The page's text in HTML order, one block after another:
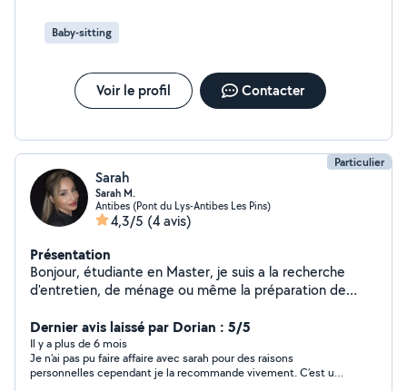
Baby-sitting
Voir le profil Contacter
Particulier
Sarah
Sarah M.
Antibes (Pont du Lys-Antibes Les Pins)
4,3/5 (4 avis)
Présentation
Bonjour, étudiante en Master, je suis a la recherche
d'entretien, de ménage ou même la préparation de
suis forte de plusieurs expériences dans le nettoyage
renforcé et la propreté, j'ai pu exercer en tant que
femme de chambre en hôtellerie, en équipage de
bateau, ainsi que pour des particuliers qui louent leurs
Dernier avis laissé par Dorian : 5/5
Il y a plus de 6 mois
Je n’ai pas pu faire affaire avec sarah pour des raisons
personnelles cependant je la recommande vivement. C’est une